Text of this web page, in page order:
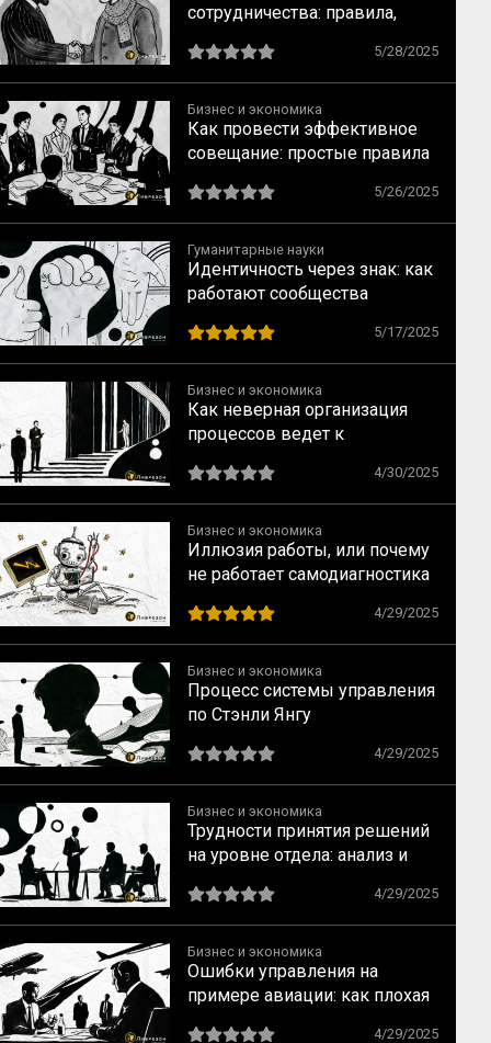
сотрудничества: правила,
и исполнителей
5/28/2025
Бизнес и экономика
Как провести эффективное
совещание: простые правила
5/26/2025
Гуманитарные науки
Идентичность через знак: как
работают сообщества
5/17/2025
Бизнес и экономика
Как неверная организация
процессов ведет к
4/30/2025
Бизнес и экономика
Иллюзия работы, или почему
не работает самодиагностика
Часть 2
4/29/2025
Бизнес и экономика
Процесс системы управления
по Стэнли Янгу
4/29/2025
Бизнес и экономика
Трудности принятия решений
на уровне отдела: анализ и
4/29/2025
Бизнес и экономика
Ошибки управления на
примере авиации: как плохая
4/29/2025